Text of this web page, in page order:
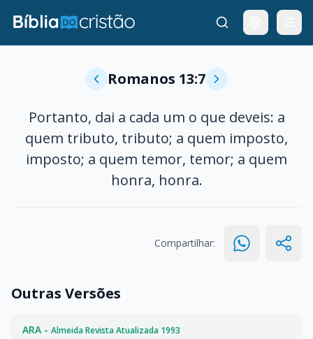
Romanos 13:7
Portanto, dai a cada um o que deveis: a
quem tributo, tributo; a quem imposto,
imposto; a quem temor, temor; a quem
honra, honra.
Compartilhar:
Outras Versões
ARA - Almeida Revista Atualizada 1993